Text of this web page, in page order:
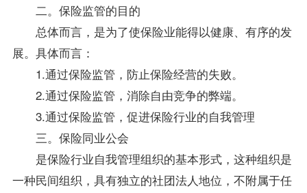
二。保险监管的目的
总体而言，是为了使保险业能得以健康、有序的发
展。具体而言：
1.通过保险监管，防止保险经营的失败。
2.通过保险监管，消除自由竞争的弊端。
3.通过保险监管，促进保险行业的自我管理
三。保险同业公会
是保险行业自我管理组织的基本形式，这种组织是
一种民间组织，具有独立的社团法人地位，不附属于任